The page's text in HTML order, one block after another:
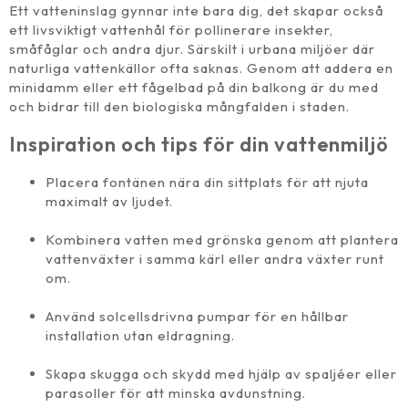
Ett vatteninslag gynnar inte bara dig, det skapar också
ett livsviktigt vattenhål för pollinerare insekter,
småfåglar och andra djur. Särskilt i urbana miljöer där
naturliga vattenkällor ofta saknas. Genom att addera en
minidamm eller ett fågelbad på din balkong är du med
och bidrar till den biologiska mångfalden i staden.
Inspiration och tips för din vattenmiljö
Placera fontänen nära din sittplats för att njuta
maximalt av ljudet.
Kombinera vatten med grönska genom att plantera
vattenväxter i samma kärl eller andra växter runt
om.
Använd solcellsdrivna pumpar för en hållbar
installation utan eldragning.
Skapa skugga och skydd med hjälp av spaljéer eller
parasoller för att minska avdunstning.